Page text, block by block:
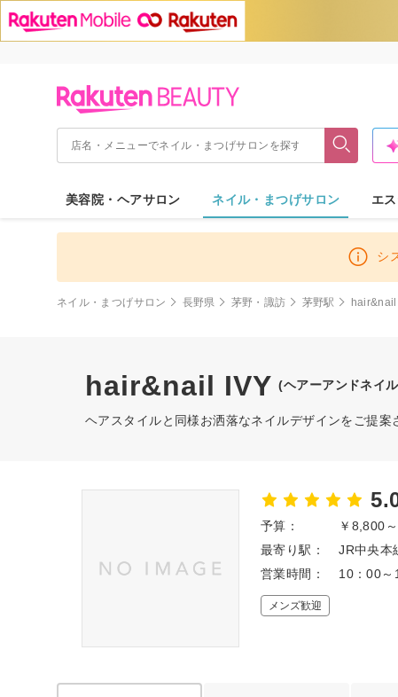
美容院・ヘアサロン ネイル・まつげサロン エ
シ
ネイル・まつげサロン 長野県 茅野・諏訪 茅野駅
hair&nail IVY (ヘアーアンドネイ
ヘアスタイルと同様お洒落なネイルデザインをご提
予算：
￥8,800～
最寄り駅：
JR中央本
営業時間：
10：00～
メンズ歓迎